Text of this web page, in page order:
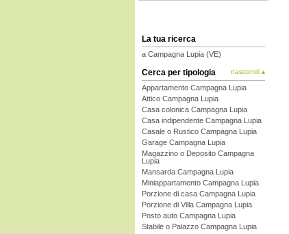
La tua ricerca
a Campagna Lupia (VE)
Cerca per tipologia nascondi ▴
Appartamento Campagna Lupia
Attico Campagna Lupia
Casa colonica Campagna Lupia
Casa indipendente Campagna Lupia
Casale o Rustico Campagna Lupia
Garage Campagna Lupia
Magazzino o Deposito Campagna
Lupia
Mansarda Campagna Lupia
Miniappartamento Campagna Lupia
Porzione di casa Campagna Lupia
Porzione di Villa Campagna Lupia
Posto auto Campagna Lupia
Stabile o Palazzo Campagna Lupia